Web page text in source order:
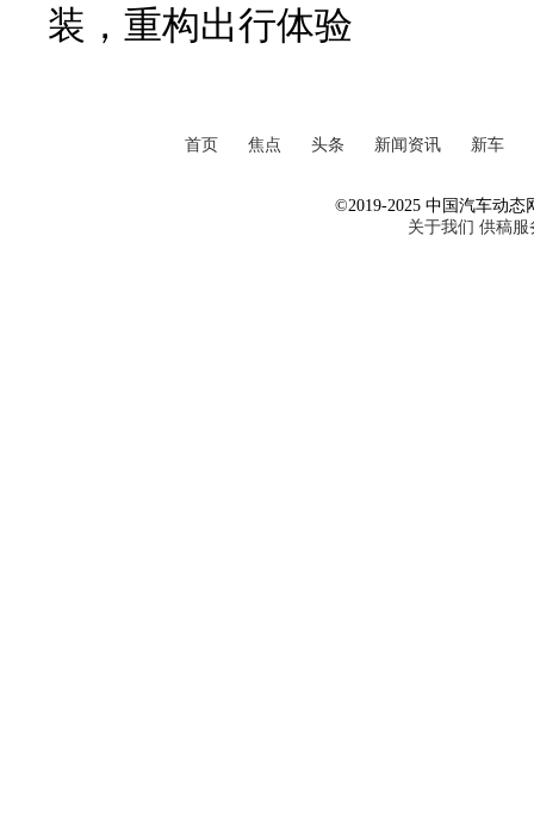
装，重构出行体验
首页 焦点 头条 新闻资讯 新车
©2019-2025 中国汽车动态
关于我们 供稿服